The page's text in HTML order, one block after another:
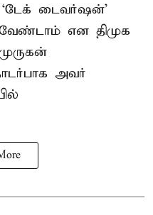
‘டேக் டைவர்ஷன்’
என திமுக
அவர்